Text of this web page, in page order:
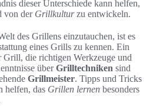
dieser Unterschiede kann helfen,
von der Grillkulturzu entwickeln.
des Grillens einzutauchen, ist es
eines Grills zu kennen. Ein
die richtigen Werkzeuge und
überGrilltechniken sind
Grillmeister. Tipps und Tricks
helfen, das Grillen lernen besonders